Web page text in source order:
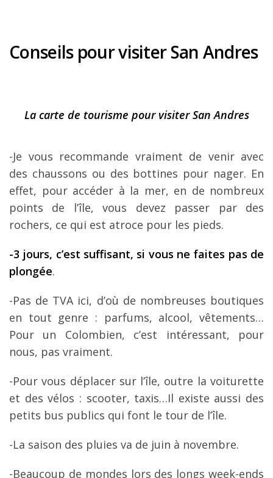
Conseils pour visiter San Andres
La carte de tourisme pour visiter San Andres
-Je vous recommande vraiment de venir avec
des chaussons ou des bottines pour nager. En
effet, pour accéder à la mer, en de nombreux
points de l’île, vous devez passer par des
rochers, ce qui est atroce pour les pieds.
-3 jours, c’est suffisant, si vous ne faites pas de
plongée.
-Pas de TVA ici, d’où de nombreuses boutiques
en tout genre : parfums, alcool, vêtements…
Pour un Colombien, c’est intéressant, pour
nous, pas vraiment.
-Pour vous déplacer sur l’île, outre la voiturette
et des vélos : scooter, taxis…Il existe aussi des
petits bus publics qui font le tour de l’île.
-La saison des pluies va de juin à novembre.
-Beaucoup de mondes lors des longs week-ends